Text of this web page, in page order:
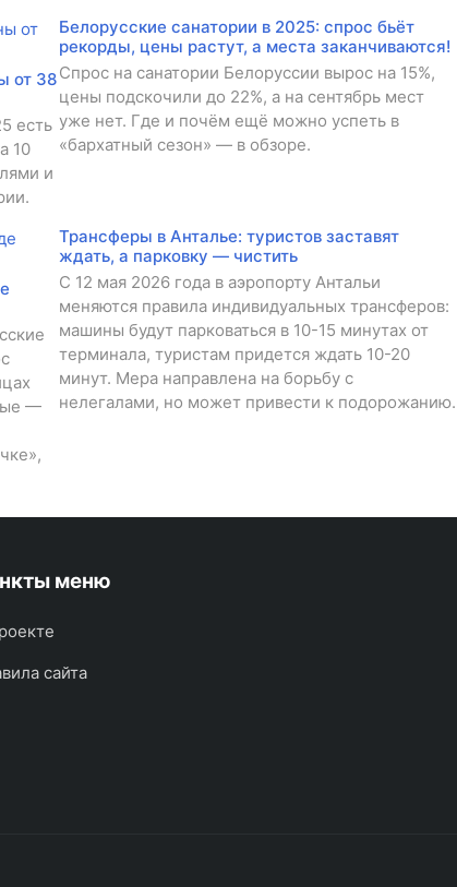
от 38
есть
10
и
Белорусские санатории в 2025: спрос бьёт
рекорды, цены растут, а места заканчиваются!
Спрос на санатории Белоруссии вырос на 15%,
цены подскочили до 22%, а на сентябрь мест
уже нет. Где и почём ещё можно успеть в
«бархатный сезон» — в обзоре.
—
Трансферы в Анталье: туристов заставят
ждать, а парковку — чистить
С 12 мая 2026 года в аэропорту Антальи
меняются правила индивидуальных трансферов:
машины будут парковаться в 10-15 минутах от
терминала, туристам придется ждать 10-20
минут. Мера направлена на борьбу с
нелегалами, но может привести к подорожанию.
меню
сайта